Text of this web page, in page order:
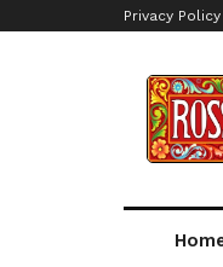
Privacy Policy